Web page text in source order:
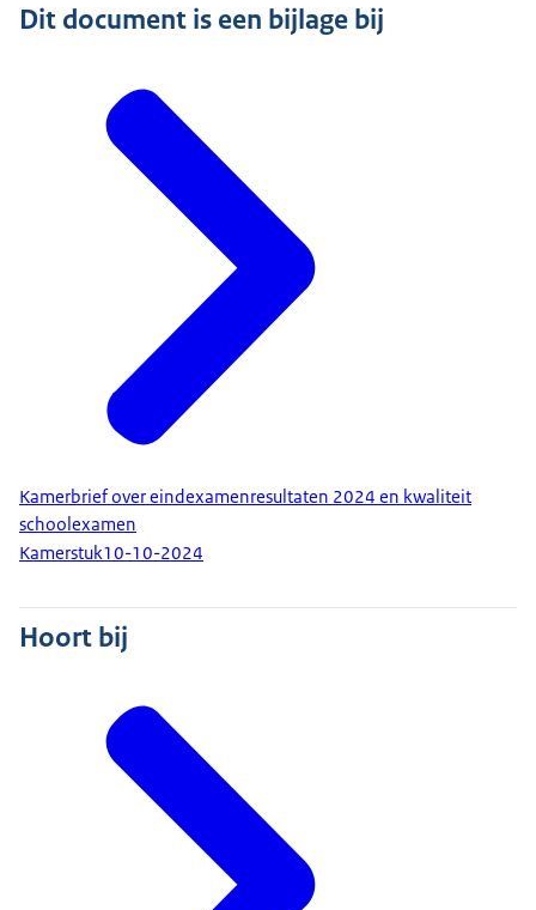
Dit document is een bijlage bij
Kamerbrief over eindexamenresultaten 2024 en kwaliteit
schoolexamen
Kamerstuk10-10-2024
Hoort bij